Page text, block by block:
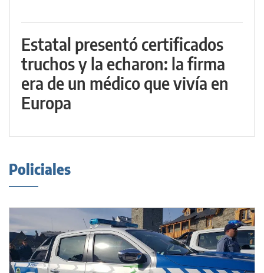
Estatal presentó certificados
truchos y la echaron: la firma
era de un médico que vivía en
Europa
Policiales